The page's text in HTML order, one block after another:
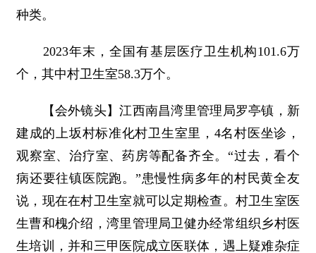
种类。
2023年末，全国有基层医疗卫生机构101.6万
个，其中村卫生室58.3万个。
【会外镜头】江西南昌湾里管理局罗亭镇，新
建成的上坂村标准化村卫生室里，4名村医坐诊，
观察室、治疗室、药房等配备齐全。“过去，看个
病还要往镇医院跑。”患慢性病多年的村民黄全友
说，现在在村卫生室就可以定期检查。村卫生室医
生曹和槐介绍，湾里管理局卫健办经常组织乡村医
生培训，并和三甲医院成立医联体，遇上疑难杂症